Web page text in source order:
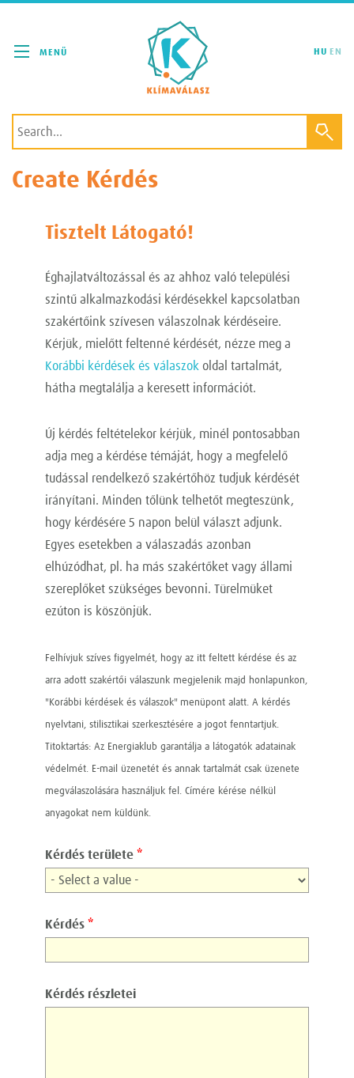
HU EN
Create Kérdés
Tisztelt Látogató!
Éghajlatváltozással és az ahhoz való települési
szintű alkalmazkodási kérdésekkel kapcsolatban
szakértőink szívesen válaszolnak kérdéseire.
Kérjük, mielőtt feltenné kérdését, nézze meg a
Korábbi kérdések és válaszok oldal tartalmát,
hátha megtalálja a keresett információt.
Új kérdés feltételekor kérjük, minél pontosabban
adja meg a kérdése témáját, hogy a megfelelő
tudással rendelkező szakértőhöz tudjuk kérdését
irányítani. Minden tőlünk telhetőt megteszünk,
hogy kérdésére 5 napon belül választ adjunk.
Egyes esetekben a válaszadás azonban
elhúzódhat, pl. ha más szakértőket vagy állami
szereplőket szükséges bevonni. Türelmüket
ezúton is köszönjük.
Felhívjuk szíves figyelmét, hogy az itt feltett kérdése és az
arra adott szakértői válaszunk megjelenik majd honlapunkon,
"Korábbi kérdések és válaszok" menüpont alatt. A kérdés
nyelvtani, stilisztikai szerkesztésére a jogot fenntartjuk.
Titoktartás: Az Energiaklub garantálja a látogatók adatainak
védelmét. E-mail üzenetét és annak tartalmát csak üzenete
megválaszolására használjuk fel. Címére kérése nélkül
anyagokat nem küldünk.
Kérdés területe *
Kérdés *
Kérdés részletei